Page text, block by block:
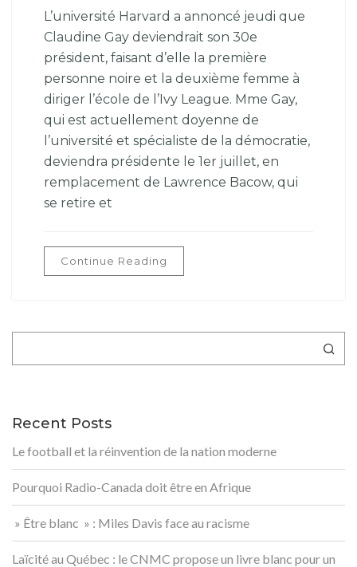
L’université Harvard a annoncé jeudi que
Claudine Gay deviendrait son 30e
président, faisant d’elle la première
personne noire et la deuxième femme à
diriger l’école de l’Ivy League. Mme Gay,
qui est actuellement doyenne de
l’université et spécialiste de la démocratie,
deviendra présidente le 1er juillet, en
remplacement de Lawrence Bacow, qui
se retire et
Continue Reading
Recent Posts
Le football et la réinvention de la nation moderne
Pourquoi Radio-Canada doit être en Afrique
» Être blanc » : Miles Davis face au racisme
Laïcité au Québec : le CNMC propose un livre blanc pour un